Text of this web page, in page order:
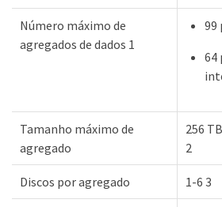
Número máximo de
agregados de dados 1
99
64
Tamanho máximo de
agregado
256
2
Discos por agregado 1-6 3